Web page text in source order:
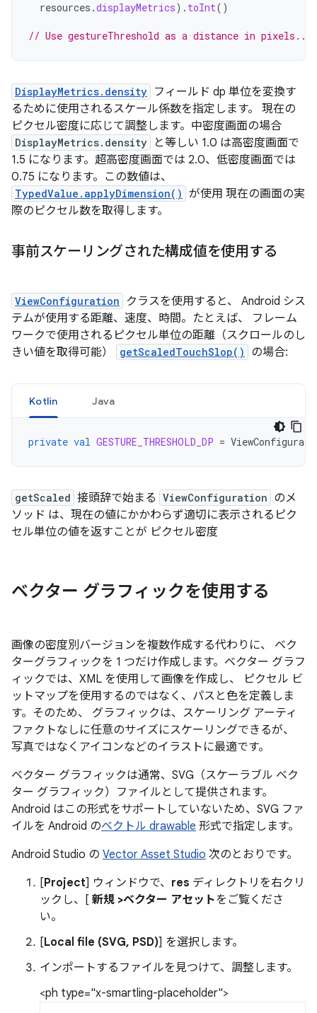
resources .displayMetrics). toInt()
// Use gestureThreshold as a distance in pixels...
DisplayMetrics.density フィールド dp 単位を変換す
るために使用されるスケール係数を指定します。 現在の
ピクセル密度に応じて調整します。中密度画面の場合
DisplayMetrics.density
と等しい 1.0 は高密度画面で
1.5 になります。超高密度画面では 2.0、低密度画面では
0.75 になります。この数値は、
TypedValue.applyDimension() が使用 現在の画面の実
際のピクセル数を取得します。
事前スケーリングされた構成値を使用する
ViewConfiguration
クラスを使用すると、 Android シス
テムが使用する距離、速度、時間。たとえば、 フレーム
ワークで使用されるピクセル単位の距離（スクロールのし
きい値を取得可能）
getScaledTouchSlop() の場合:
Kotlin Java
private val GESTURE_THRESHOLD_DP =
getScaled 接頭辞で始まる ViewConfiguration のメ
ソッド は、現在の値にかかわらず適切に表示されるピク
セル単位の値を返すことが ピクセル密度
ベクター グラフィックを使用する
画像の密度別バージョンを複数作成する代わりに、 ベク
ターグラフィックを 1 つだけ作成します。ベクター グラフ
ィックでは、XML を使用して画像を作成し、 ピクセル ビ
ットマップを使用するのではなく、パスと色を定義しま
す。そのため、 グラフィックは、スケーリング アーティ
ファクトなしに任意のサイズにスケーリングできるが、
写真ではなくアイコンなどのイラストに最適です。
ベクター グラフィックは通常、SVG（スケーラブル ベク
ター グラフィック）ファイルとして提供されます。
Android はこの形式をサポートしていないため、SVG ファ
イルを Android のベクトル drawable 形式で指定します。
Android Studio の Vector Asset Studio 次のとおりです。
[Project] ウィンドウで、 res ディレクトリを右クリ
ックし、[ 新規 >ベクター アセットをご覧くださ
い。
[Local file (SVG, PSD)] を選択します。
インポートするファイルを見つけて、調整します。
<ph type="x-smartling-placeholder">